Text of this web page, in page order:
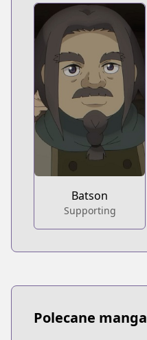
Batson
Supporting
Polecane manga